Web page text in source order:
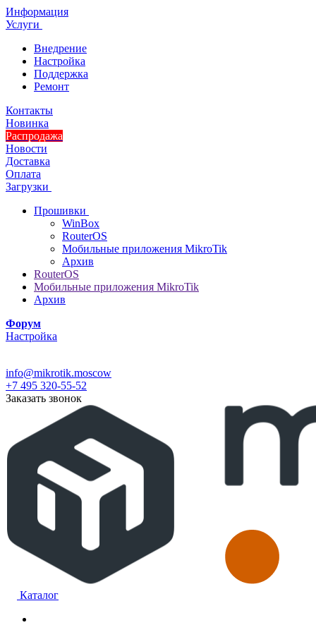
Информация
Услуги
Внедрение
Настройка
Поддержка
Ремонт
Контакты
Новинка
Распродажа
Новости
Доставка
Оплата
Загрузки
Прошивки
WinBox
RouterOS
Мобильные приложения MikroTik
Архив
RouterOS
Мобильные приложения MikroTik
Архив
Форум
Настройка
info@mikrotik.moscow
+7 495 320-55-52
Заказать звонок
Каталог